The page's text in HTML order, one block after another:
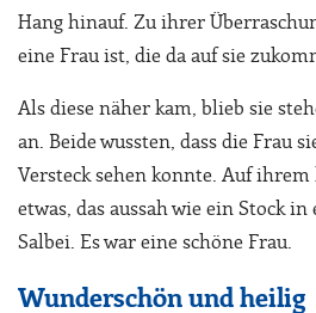
Hang hinauf. Zu ihrer
eine Frau ist, die da auf sie
Als diese näher kam, blieb sie
an. Beide wussten, dass die Frau
Versteck sehen konnte. Auf
etwas, das aussah wie ein Stock
Salbei. Es war eine schöne Frau.
Wunderschön und heilig